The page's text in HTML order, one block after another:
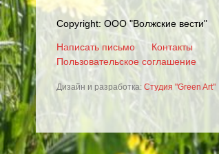
Copyright: ООО "Волжские вести"
Написать письмо
Контакты
Пользовательское соглашение
Дизайн и разработка: Студия "Green Art"